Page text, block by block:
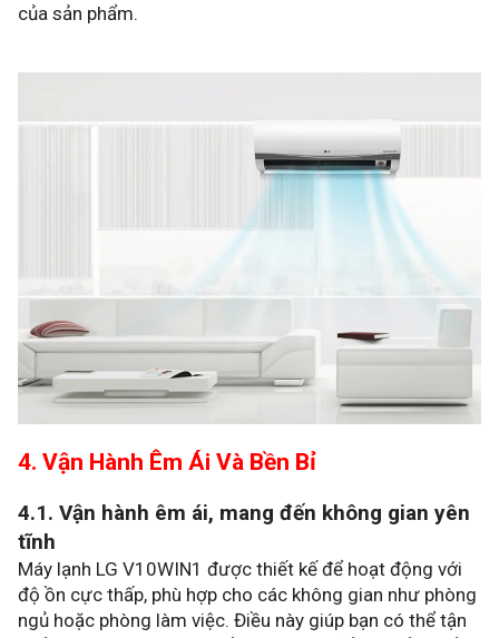
của sản phẩm.
4. Vận Hành Êm Ái Và Bền Bỉ
4.1. Vận hành êm ái, mang đến không gian yên
tĩnh
Máy lạnh LG V10WIN1 được thiết kế để hoạt động với
độ ồn cực thấp, phù hợp cho các không gian như phòng
ngủ hoặc phòng làm việc. Điều này giúp bạn có thể tận